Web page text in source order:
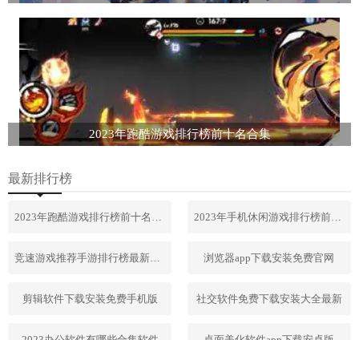
2023年跑酷游戏排行榜前十名合集
最新排行榜
2023年手机休闲游戏排行榜前十名
浏览器app下载安装免费官网
剪辑软件下载安装免费手机版 社交软件免费下载安装大全最新